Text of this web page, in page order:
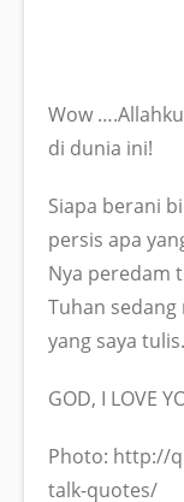
Wow
di dunia ini!
Siapa berani
persis apa
Nya peredam
Tuhan
yang saya tulis.
GOD, I LOVE
Photo: http://
talk-quotes/